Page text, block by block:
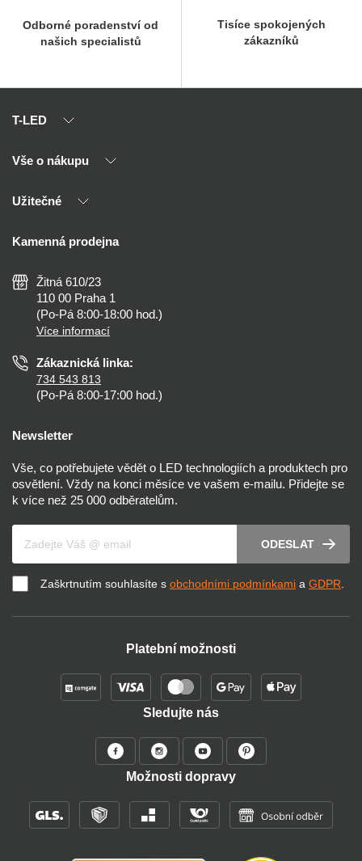
Odborné poradenství od
našich specialistů
Tisíce spokojených
zákazníků
T-LED
O nás
Kontakty
Vše o nákupu
Výhody T-LED
Montáž
Nejčastější dotazy
Než koupíte
Osvětlení dle místnosti
Užitečné
Reklamace a vrácení
Zásady ochrany soukromí
Nastavení cookies
Prohlášení o přístupnosti
Kamenná prodejna
Žitná 610/23
110 00 Praha 1
(Po-Pá 8:00-18:00 hod.)
Více informací
Zákaznická linka:
734 543 813
(Po-Pá 8:00-17:00 hod.)
Newsletter
Vše, co potřebujete vědět o LED technologiích a produktech pro
osvětlení. Vždy na konci měsíce ve vašem e-mailu. Přidejte se
k více než 25 000 odběratelům.
ODESLAT
Zaškrtnutím souhlasíte s obchodními podmínkami a GDPR
Platební možnosti
Sledujte nás
Možnosti dopravy